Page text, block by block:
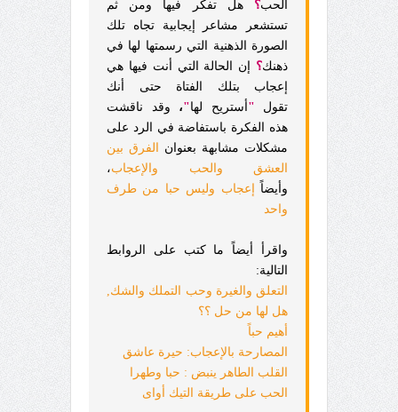
الحب؟ هل تفكر فيها ومن ثم
تستشعر مشاعر إيجابية تجاه تلك
الصورة الذهنية التي رسمتها لها في
ذهنك؟ إن الحالة التي أنت فيها هي
إعجاب بتلك الفتاة حتى أنك
تقول " أستريح لها"، وقد ناقشت
هذه الفكرة باستفاضة في الرد على
مشكلات مشابهة بعنوان
الفرق بين
العشق والحب والإعجاب،
وأيضاً
إعجاب وليس حبا من طرف
واحد
واقرأ أيضاً ما كتب على الروابط
التالية:
التعلق والغيرة وحب التملك والشك,
هل لها من حل ؟؟
أهيم حباً
المصارحة بالإعجاب: حيرة عاشق
القلب الطاهر ينبض : حبا وطهرا
الحب على طريقة التيك أواى